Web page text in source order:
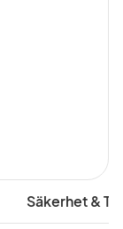
Säkerhet &